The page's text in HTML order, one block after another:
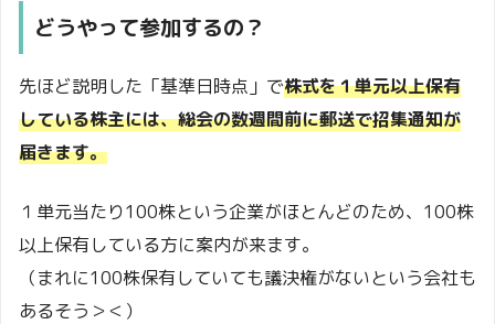
どうやって参加するの？
先ほど説明した「基準日時点」で株式を１単元以上保有
している株主には、総会の数週間前に郵送で招集通知が
届きます。
１単元当たり100株という企業がほとんどのため、100株
以上保有している方に案内が来ます。
（まれに100株保有していても議決権がないという会社も
あるそう＞＜）